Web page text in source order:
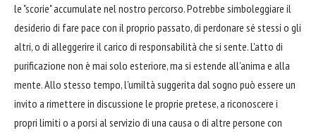
le "scorie" accumulate nel nostro percorso. Potrebbe simboleggiare il
desiderio di fare pace con il proprio passato, di perdonare sé stessi o gli
altri, o di alleggerire il carico di responsabilità che si sente. L'atto di
purificazione non è mai solo esteriore, ma si estende all'anima e alla
mente. Allo stesso tempo, l'umiltà suggerita dal sogno può essere un
invito a rimettere in discussione le proprie pretese, a riconoscere i
propri limiti o a porsi al servizio di una causa o di altre persone con